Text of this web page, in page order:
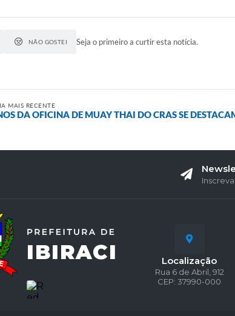
NÃO GOSTEI Seja o primeiro a curtir esta notícia.
MAIS RECENTE
DA OFICINA DE MUAY THAI DO CRAS SE
Localização
Rua 6 de Abril, 912
CEP: 37990-000